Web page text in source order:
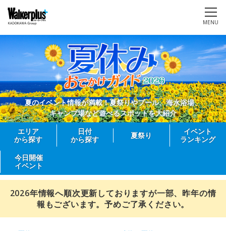
MENU
夏のイベント情報が満載！夏祭りやプール、海水浴場、
キャンプ場など遊べるスポットを大紹介
エリア
から探す
日付
から探す
夏祭り
イベント
ランキング
今日開催
イベント
2026年情報へ順次更新しておりますが一部、昨年の情
報もございます。予めご了承ください。